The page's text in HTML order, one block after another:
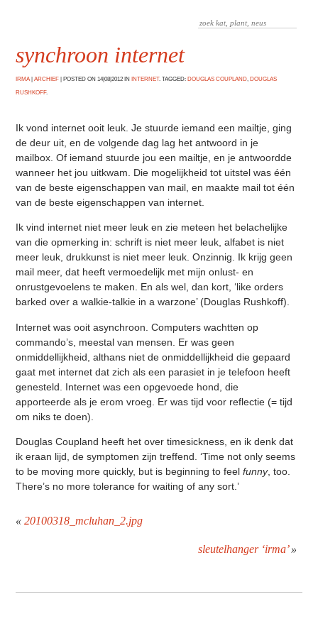
synchroon internet
IRMA|ARCHIEF POSTED ON 14|08|2012 IN INTERNET. TAGGED: DOUGLAS COUPLAND, DOUGLAS
RUSHKOFF.
Ik vond internet ooit leuk. Je stuurde iemand een mailtje, ging
de deur uit, en de volgende dag lag het antwoord in je
mailbox. Of iemand stuurde jou een mailtje, en je antwoordde
wanneer het jou uitkwam. Die mogelijkheid tot uitstel was één
van de beste eigenschappen van mail, en maakte mail tot één
van de beste eigenschappen van internet.
Ik vind internet niet meer leuk en zie meteen het belachelijke
van die opmerking in: schrift is niet meer leuk, alfabet is niet
meer leuk, drukkunst is niet meer leuk. Onzinnig. Ik krijg geen
mail meer, dat heeft vermoedelijk met mijn onlust- en
onrustgevoelens te maken. En als wel, dan kort, ‘like orders
barked over a walkie-talkie in a warzone’ (Douglas Rushkoff).
Internet was ooit asynchroon. Computers wachtten op
commando’s, meestal van mensen. Er was geen
onmiddellijkheid, althans niet de onmiddellijkheid die gepaard
gaat met internet dat zich als een parasiet in je telefoon heeft
genesteld. Internet was een opgevoede hond, die
apporteerde als je erom vroeg. Er was tijd voor reflectie (= tijd
om niks te doen).
Douglas Coupland heeft het over timesickness, en ik denk dat
ik eraan lijd, de symptomen zijn treffend. ‘Time not only seems
to be moving more quickly, but is beginning to feelfunny, too.
There’s no more tolerance for waiting of any sort.’
«20100318_mcluhan_2.jpg
sleutelhanger ‘irma’»